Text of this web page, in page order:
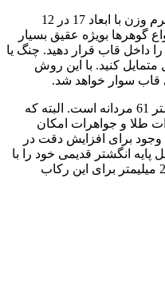
رکاب نقره مردانه ثالث دارای 8.19 گرم وزن با ابعاد 17 در 12
گوهرها بویژه عقیق بسیار
داخل قاب قرار دهید. چنگ یا
کنید. با این روش
قاب سوار خواهد شد.
سایز رکاب با توجه به میل نمره انگشتر 61 مردانه است. البته که
طلا و جواهرات امکان
وجود برای افزایش دقت در
پایه انگشتر قدیمی خود را با
خط کش محاسبه و سپس با عدد 20.5 میلیمتر برای این رکاب